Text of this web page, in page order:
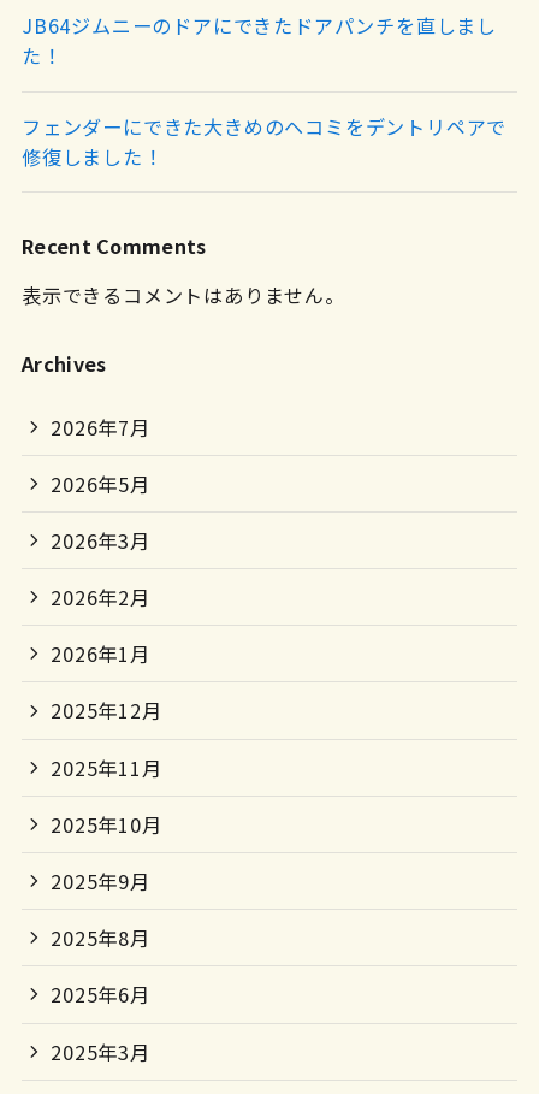
JB64ジムニーのドアにできたドアパンチを直しまし
た！
フェンダーにできた大きめのヘコミをデントリペアで
修復しました！
Recent Comments
表示できるコメントはありません。
Archives
2026年7月
2026年5月
2026年3月
2026年2月
2026年1月
2025年12月
2025年11月
2025年10月
2025年9月
2025年8月
2025年6月
2025年3月